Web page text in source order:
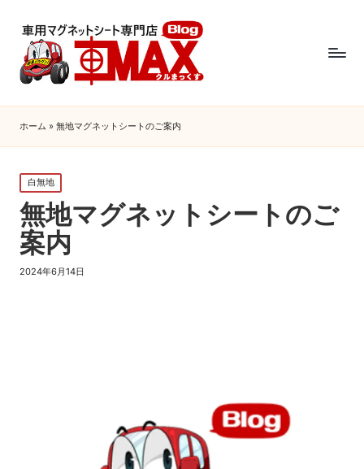
ホーム » 無地マグネットシートのご案内
Posted
in
白無地
無地マグネットシートのご
案内
2024年6月14日